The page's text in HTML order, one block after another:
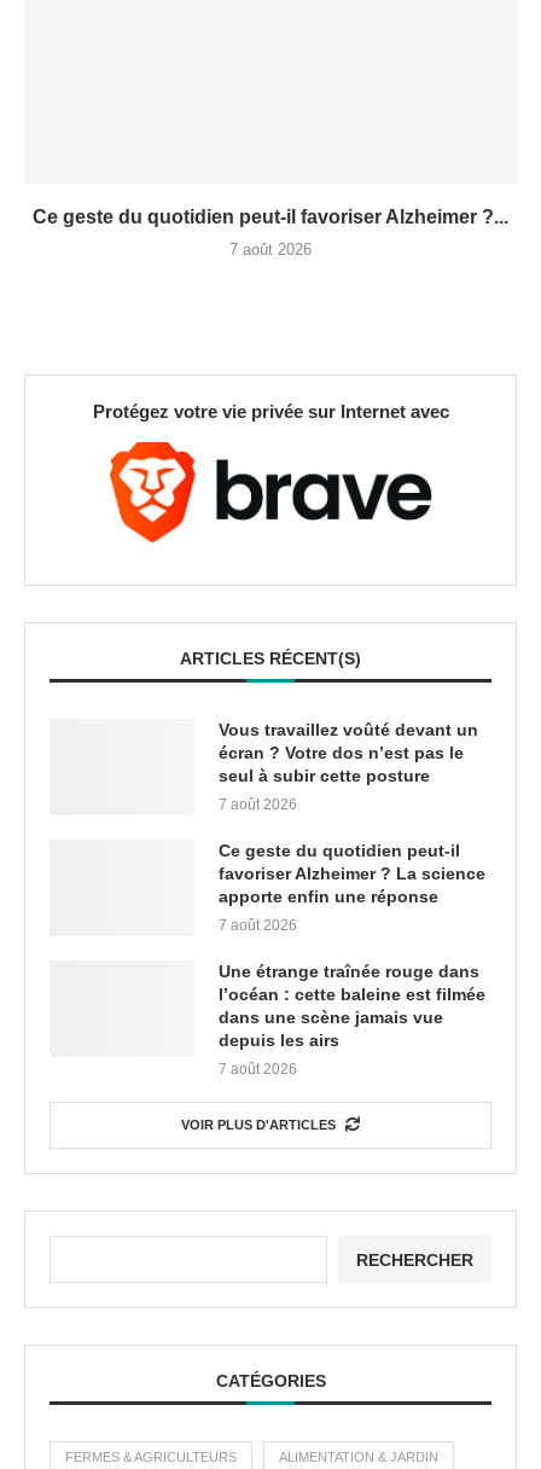
Ce geste du quotidien peut-il favoriser Alzheimer ?...
7 août 2026
Protégez votre vie privée sur Internet avec
ARTICLES RÉCENT(S)
Vous travaillez voûté devant un
écran ? Votre dos n’est pas le
seul à subir cette posture
7 août 2026
Ce geste du quotidien peut-il
favoriser Alzheimer ? La science
apporte enfin une réponse
7 août 2026
Une étrange traînée rouge dans
l’océan : cette baleine est filmée
dans une scène jamais vue
depuis les airs
7 août 2026
VOIR PLUS D'ARTICLES
RECHERCHER
CATÉGORIES
FERMES & AGRICULTEURS ALIMENTATION & JARDIN